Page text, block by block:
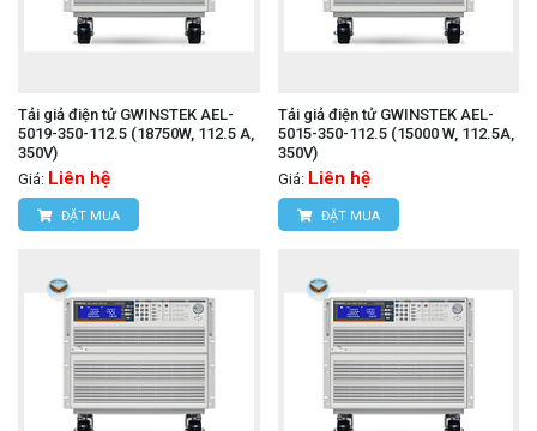
Tải giả điện tử GWINSTEK AEL-
5019-350-112.5 (18750W, 112.5 A,
350V)
Giá: Liên hệ
ĐẶT MUA
Tải giả điện tử GWINSTEK AEL-
5015-350-112.5 (15000 W, 112.5A,
350V)
Giá: Liên hệ
ĐẶT MUA